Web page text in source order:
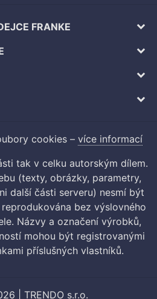
FRANKE
cookies – více informací
tak v celku autorským dílem.
(texty, obrázky, parametry,
další části serveru) nesmí být
bez výslovného
Názvy a označení výrobků,
mohou být registrovanými
příslušných vlastníků.
| TRENDO s.r.o.